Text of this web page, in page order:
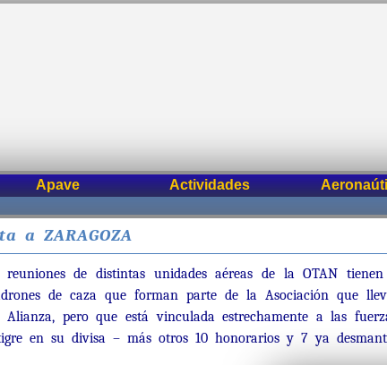
Apave Actividades
a ZARAGOZA
reuniones de distintas unidades aéreas de la OTAN
de caza que forman parte de la Asociación que
Alianza, pero que está vinculada estrechamente a las
en su divisa – más otros 10 honorarios y 7 ya